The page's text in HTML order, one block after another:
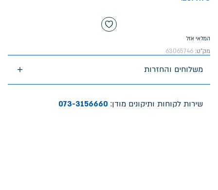
המלאי אזל
מק"ט: 63065746
משלוחים והחזרות
שירות לקוחות ותיקונים מודן: 073-3156660